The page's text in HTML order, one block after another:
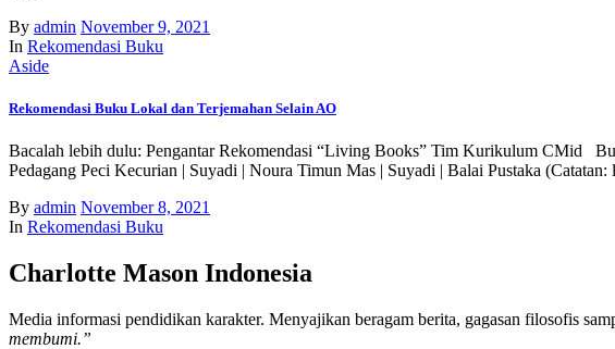
By admin November 9, 2021
In Rekomendasi Buku
Aside
Rekomendasi Buku Lokal dan Terjemahan Selain AO
Bacalah lebih dulu: Pengantar Rekomendasi “Living Books” Tim Kurikulum CMid
Pedagang Peci Kecurian | Suyadi | Noura Timun Mas | Suyadi | Balai Pustaka
By admin November 8, 2021
In Rekomendasi Buku
Charlotte Mason Indonesia
Media informasi pendidikan karakter. Menyajikan beragam berita, gagasan filosofis
membumi.”